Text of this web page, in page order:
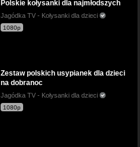
Polskie kołysanki dla najmłodszych
Jagódka TV - Kołysanki dla dzieci
1080p
Zestaw polskich usypianek dla dzieci
na dobranoc
Jagódka TV - Kołysanki dla dzieci
1080p